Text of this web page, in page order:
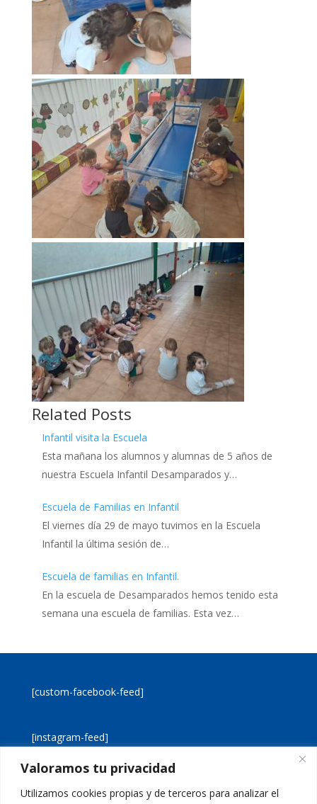
Valoramos tu privacidad
Utilizamos cookies propias y de terceros para analizar el
Related Posts
Infantil visita la Escuela
Esta mañana los alumnos y alumnas de 5 años de
nuestra Escuela Infantil Desamparados y…
Escuela de Familias en Infantil
El viernes día 29 de mayo tuvimos en la Escuela
Infantil la última sesión de…
Escuela de familias en Infantil.
En la escuela de Desamparados hemos tenido esta
semana una escuela de familias. Esta vez…
[custom-facebook-feed]
[instagram-feed]